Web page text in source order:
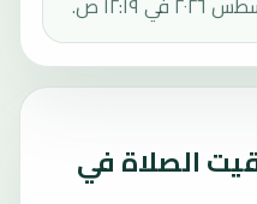
الصلاة في